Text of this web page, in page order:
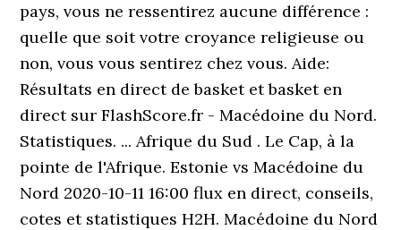
pays, vous ne ressentirez aucune différence :
quelle que soit votre croyance religieuse ou
non, vous vous sentirez chez vous. Aide:
Résultats en direct de basket et basket en
direct sur FlashScore.fr - Macédoine du Nord.
Statistiques. ... Afrique du Sud . Le Cap, à la
pointe de l'Afrique. Estonie vs Macédoine du
Nord 2020-10-11 16:00 flux en direct, conseils,
cotes et statistiques H2H. Macédoine du Nord